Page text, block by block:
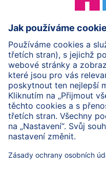
Ochrana
Zpracování
Zpracování
Cookies a
Pravidla
Všeobecné